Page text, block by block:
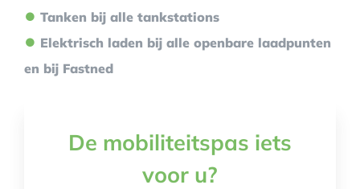
⏺ Tanken bij alle tankstations
⏺ Elektrisch laden bij alle openbare laadpunten
en bij Fastned
De mobiliteitspas iets
voor u?